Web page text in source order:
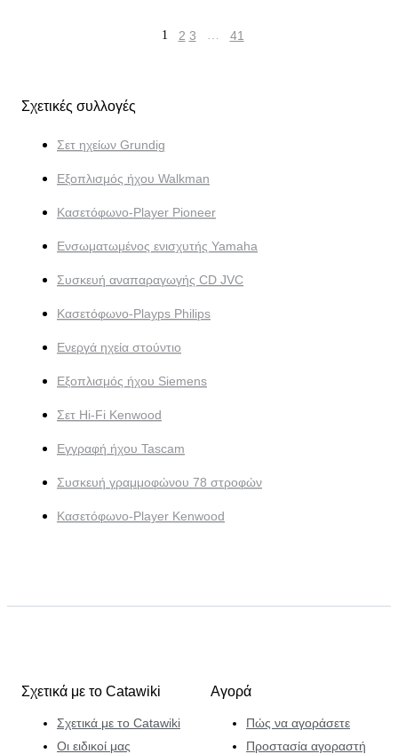
1 2 3 … 41
Σχετικές συλλογές
Σετ ηχείων Grundig
Εξοπλισμός ήχου Walkman
Κασετόφωνο-Player Pioneer
Ενσωματωμένος ενισχυτής Yamaha
Συσκευή αναπαραγωγής CD JVC
Κασετόφωνο-Playps Philips
Ενεργά ηχεία στούντιο
Εξοπλισμός ήχου Siemens
Σετ Hi-Fi Kenwood
Εγγραφή ήχου Tascam
Συσκευή γραμμοφώνου 78 στροφών
Κασετόφωνο-Player Kenwood
Σχετικά με το Catawiki
Σχετικά με το Catawiki
Οι ειδικοί μας
Αγορά
Πώς να αγοράσετε
Προστασία αγοραστή